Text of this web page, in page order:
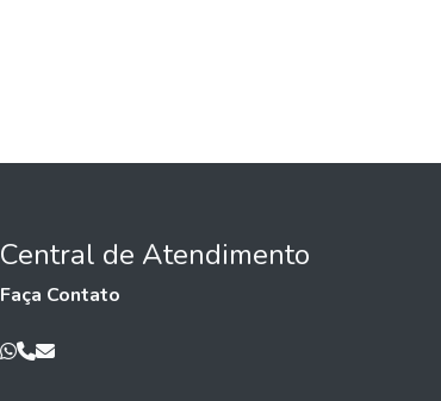
Central de Atendimento
Faça Contato